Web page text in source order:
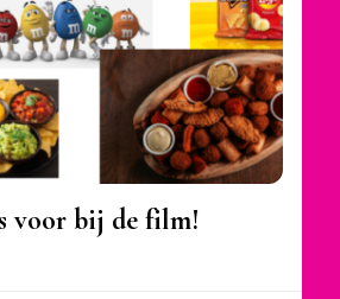
voor bij de film!